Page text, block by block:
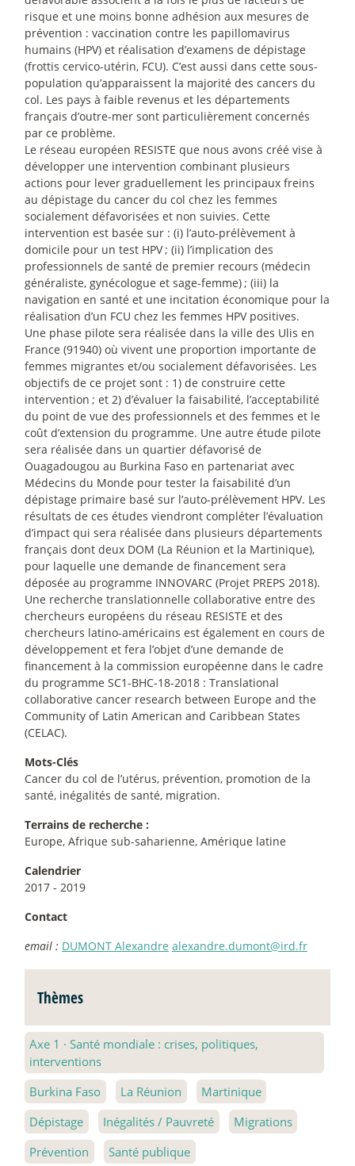
risque et une moins bonne adhésion aux mesures de
prévention : vaccination contre les papillomavirus
humains (HPV) et réalisation d’examens de dépistage
(frottis cervico-utérin, FCU). C’est aussi dans cette sous-
population qu’apparaissent la majorité des cancers du
col. Les pays à faible revenus et les départements
français d’outre-mer sont particulièrement concernés
par ce problème.
Le réseau européen RESISTE que nous avons créé vise à
développer une intervention combinant plusieurs
actions pour lever graduellement les principaux freins
au dépistage du cancer du col chez les femmes
socialement défavorisées et non suivies. Cette
intervention est basée sur : (i) l’auto-prélèvement à
domicile pour un test HPV; (ii) l’implication des
professionnels de santé de premier recours (médecin
généraliste, gynécologue et sage-femme); (iii) la
navigation en santé et une incitation économique pour la
réalisation d’un FCU chez les femmes HPV positives.
Une phase pilote sera réalisée dans la ville des Ulis en
France (91940) où vivent une proportion importante de
femmes migrantes et/ou socialement défavorisées. Les
objectifs de ce projet sont : 1) de construire cette
intervention ; et 2) d’évaluer la faisabilité, l’acceptabilité
du point de vue des professionnels et des femmes et le
coût d’extension du programme. Une autre étude pilote
sera réalisée dans un quartier défavorisé de
Ouagadougou au Burkina Faso en partenariat avec
Médecins du Monde pour tester la faisabilité d’un
dépistage primaire basé sur l’auto-prélèvement HPV. Les
résultats de ces études viendront compléter l’évaluation
d’impact qui sera réalisée dans plusieurs départements
français dont deux DOM (La Réunion et la Martinique),
pour laquelle une demande de financement sera
déposée au programme INNOVARC (Projet PREPS 2018).
Une recherche translationnelle collaborative entre des
chercheurs européens du réseau RESISTE et des
chercheurs latino-américains est également en cours de
développement et fera l’objet d’une demande de
financement à la commission européenne dans le cadre
du programme SC1-BHC-18-2018 : Translational
collaborative cancer research between Europe and the
Community of Latin American and Caribbean States
(CELAC).
Mots-Clés
Cancer du col de l’utérus, prévention, promotion de la
santé, inégalités de santé, migration.
Terrains de recherche :
Europe, Afrique sub-saharienne, Amérique latine
Calendrier
2017 - 2019
Contact
email : DUMONT Alexandre alexandre.dumont@ird.fr
Thèmes
Axe 1 · Santé mondiale : crises, politiques,
interventions
Burkina Faso
La Réunion
Martinique
Dépistage
Inégalités / Pauvreté
Migrations
Prévention
Santé publique